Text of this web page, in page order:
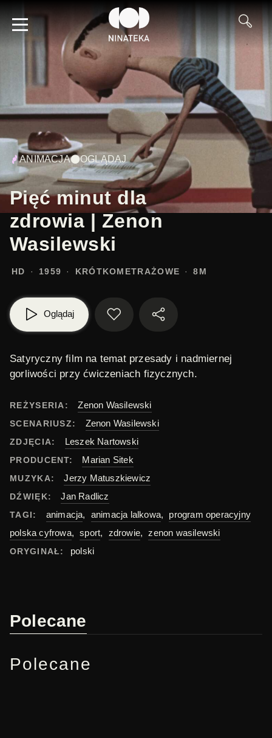
ANIMACJA OGLĄDAJ
Pięć minut dla
zdrowia | Zenon
Wasilewski
HD 1959 KRÓTKOMETRAŻOWE 8M
Oglądaj
Satyryczny film na temat przesady i nadmiernej
gorliwości przyćwiczeniach fizycznych.
REŻYSERIA: Zenon Wasilewski
SCENARIUSZ: Zenon Wasilewski
ZDJĘCIA: Leszek Nartowski
PRODUCENT: Marian Sitek
MUZYKA: Jerzy Matuszkiewicz
DŹWIĘK: Jan Radlicz
TAGI: animacja, animacja lalkowa,
program operacyjny
polska cyfrowa, sport, zdrowie, zenon wasilewski
ORYGINAŁ: polski
Polecane
Polecane